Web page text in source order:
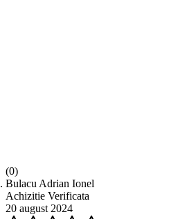
(0)
Bulacu Adrian Ionel
Achizitie Verificata
20 august 2024